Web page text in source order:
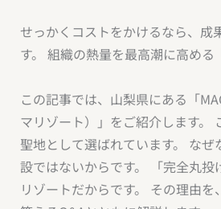
せっかくコストをかけるなら、成
す。 組織の熱量を最高潮に高める
この記事では、山梨県にある「
マリゾート）」をご紹介します。
聖地として選ばれています。 な
設ではないからです。 「完全丸
リゾートだからです。 その理由